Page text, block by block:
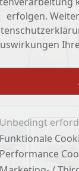
erfolgen.
Unbedingt
Funktionale
Performance